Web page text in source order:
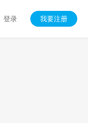
登录 我要注册